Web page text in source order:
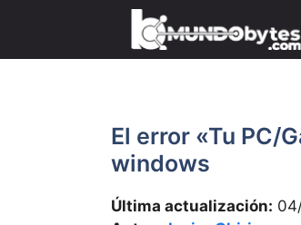
contenido
El error «Tu PC/
windows
Última actualización: